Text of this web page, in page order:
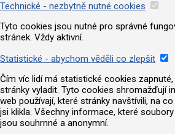
Technické - nezbytně nutné cookies
Tyto cookies jsou nutné pro správné
stránek. Vždy aktivní.
Statistické - abychom věděli co zlepšit
Čím víc lidí má statistické cookies
stránky vyladit. Tyto cookies shromažďují
web používají, které stránky navštívili, na
jsi klikla. Všechny informace, které
jsou souhrnné a anonymní.